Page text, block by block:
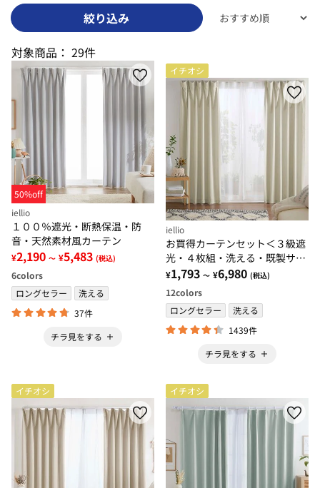
絞り込み
対象商品： 29件
50%off
iellio
１００％遮光・断熱保温・防
音・天然素材風カーテン
¥2,190 ～ ¥5,483 (税込)
6colors
ロングセラー
洗える
37件
チラ見をする
イチオシ
iellio
お買得カーテンセット＜３級遮
光・４枚組・洗える・既製サイ
ズ・無地＞
¥1,793 ～ ¥6,980 (税込)
12colors
ロングセラー
洗える
1439件
チラ見をする
イチオシ イチオシ